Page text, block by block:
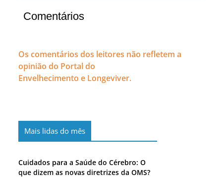
Comentários
Os comentários dos leitores não refletem a
opinião do Portal do
Envelhecimento e Longeviver.
Mais lidas do mês
Cuidados para a Saúde do Cérebro: O
que dizem as novas diretrizes da OMS?